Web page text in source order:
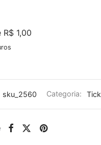
R$ 1,00
sku_2560 Categoria: